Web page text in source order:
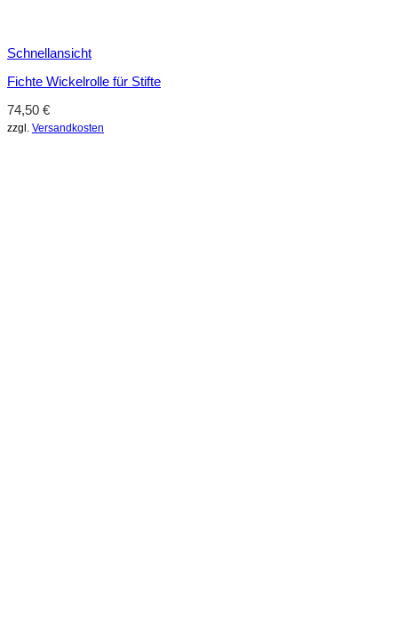
Schnellansicht
Fichte Wickelrolle für Stifte
74,50 €
zzgl. Versandkosten